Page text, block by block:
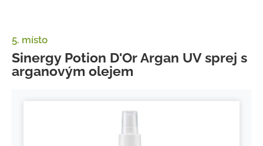
5. místo
Sinergy Potion D'Or Argan UV sprej s
arganovým olejem